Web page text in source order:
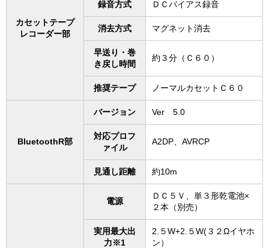
カセットテープ
レコーダー部
録音方式 ＤＣバイアス録音
消去方式 マグネット消去
早送り・巻
き戻し時間
約３分（Ｃ６０）
推奨テープ ノーマルカセットＣ６０
BluetoothR部
バージョン Ver 5.0
対応プロフ
ァイル
A2DP、AVRCP
見通し距離 約10m
電源
ＤＣ５Ｖ、単３形乾電池×
２本（別売）
実用最大出
力※1
2.５W+2.５W(３２Ωイヤホ
ン）